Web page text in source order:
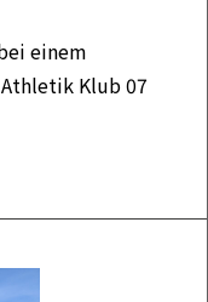
einem
Klub 07